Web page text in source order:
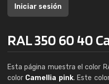
Iniciar sesión
RAL 350 60 40
Esta página muestra el color
color Camellia pink. Este